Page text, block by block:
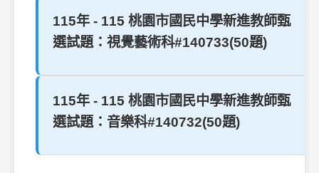
115年 - 115 桃園市國民中學新進教師甄
選試題：視覺藝術科#140733(50題)
115年 - 115 桃園市國民中學新進教師甄
選試題：音樂科#140732(50題)